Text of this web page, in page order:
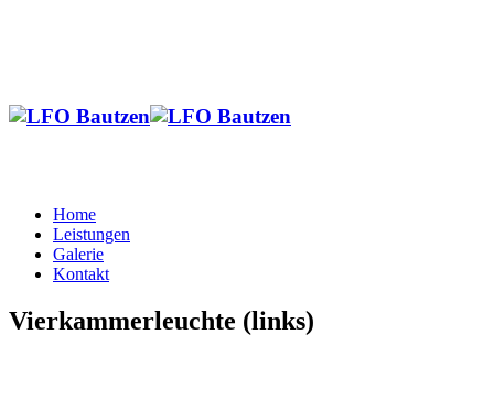
Home
Leistungen
Galerie
Kontakt
Vierkammerleuchte (links)